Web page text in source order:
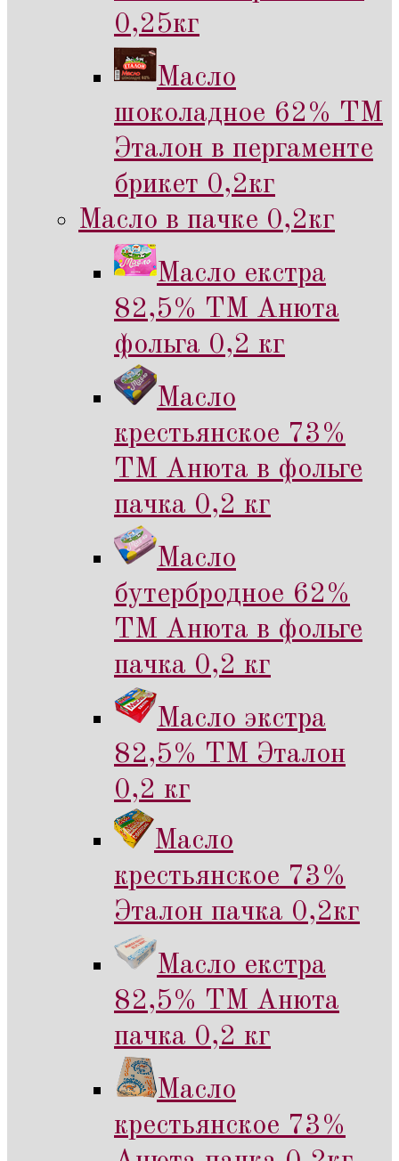
0,25кг
Масло
шоколадное 62% ТМ
Эталон в пергаменте
брикет 0,2кг
Масло в пачке 0,2кг
Масло екстра
82,5% ТМ Анюта
фольга 0,2 кг
Масло
крестьянское 73%
ТМ Анюта в фольге
пачка 0,2 кг
Масло
бутербродное 62%
ТМ Анюта в фольге
пачка 0,2 кг
Масло экстра
82,5% ТМ Эталон
0,2 кг
Масло
крестьянское 73%
Эталон пачка 0,2кг
Масло екстра
82,5% ТМ Анюта
пачка 0,2 кг
Масло
крестьянское 73%